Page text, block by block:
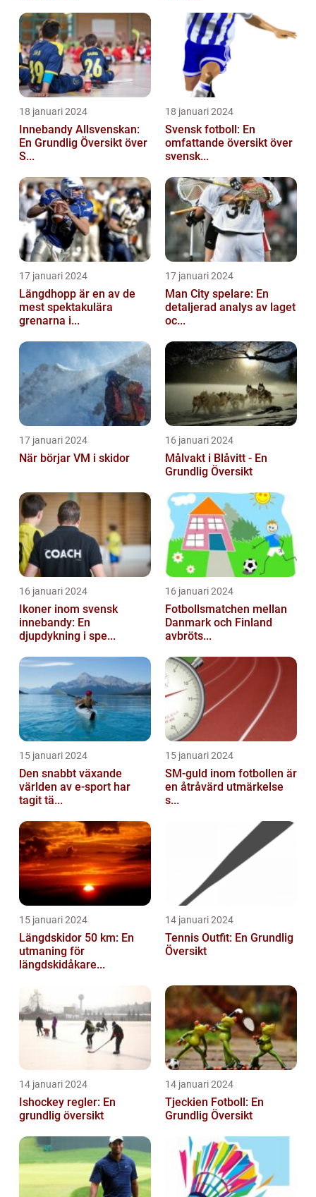
18 januari 2024
Innebandy Allsvenskan:
En Grundlig Översikt över
S...
18 januari 2024
Svensk fotboll: En
omfattande översikt över
svensk...
17 januari 2024
Längdhopp är en av de
mest spektakulära
grenarna i...
17 januari 2024
Man City spelare: En
detaljerad analys av laget
oc...
17 januari 2024
När börjar VM i skidor
16 januari 2024
Målvakt i Blåvitt - En
Grundlig Översikt
16 januari 2024
Ikoner inom svensk
innebandy: En
djupdykning i spe...
16 januari 2024
Fotbollsmatchen mellan
Danmark och Finland
avbröts...
15 januari 2024
Den snabbt växande
världen av e-sport har
tagit tä...
15 januari 2024
SM-guld inom fotbollen är
en åtråvärd utmärkelse
s...
15 januari 2024
Längdskidor 50 km: En
utmaning för
längdskidåkare...
14 januari 2024
Tennis Outfit: En Grundlig
Översikt
14 januari 2024
Ishockey regler: En
grundlig översikt
14 januari 2024
Tjeckien Fotboll: En
Grundlig Översikt